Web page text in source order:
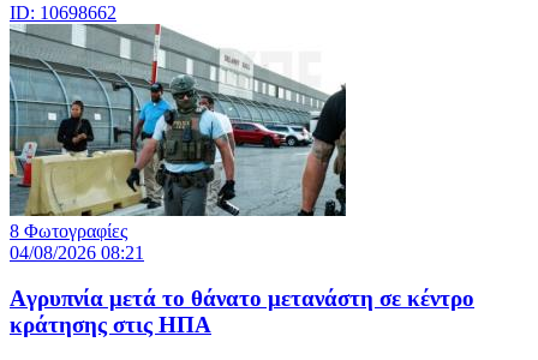
ID: 10698662
8 Φωτογραφίες
04/08/2026 08:21
Aγρυπνία μετά το θάνατο μετανάστη σε κέντρο
κράτησης στις ΗΠΑ